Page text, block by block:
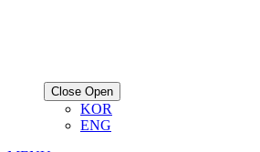
Close Open
KOR
ENG